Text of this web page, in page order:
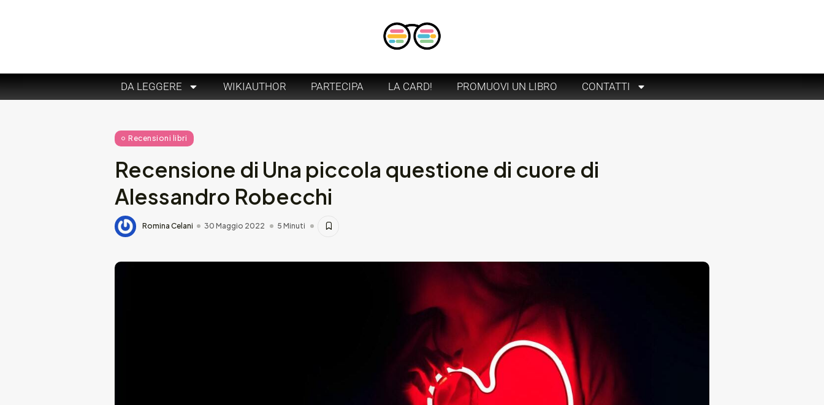
DA LEGGERE WIKIAUTHOR PARTECIPA LA CARD! PROMUOVI UN LIBRO CONTATTI
Recensioni libri
Recensione di Una piccola questione di cuore di
Alessandro Robecchi
Romina Celani 30 Maggio 2022 5 Minuti